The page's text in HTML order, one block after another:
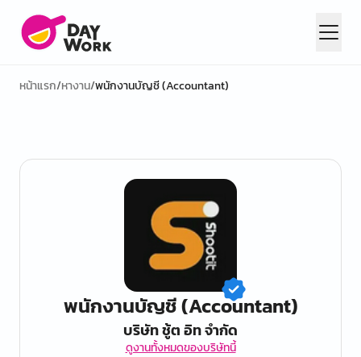
หน้าแรก/หางาน/พนักงานบัญชี (Accountant)
พนักงานบัญชี (Accountant)
บริษัท ชู้ต อิท จำกัด
ดูงานทั้งหมดของบริษัทนี้